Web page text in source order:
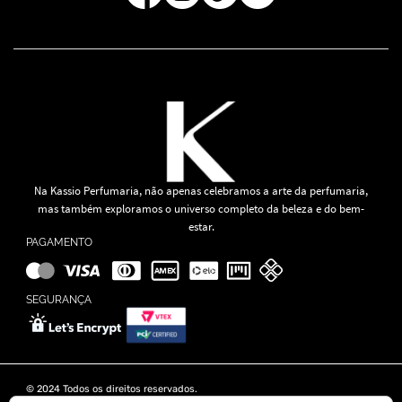
Na Kassio Perfumaria, não apenas celebramos a arte da perfumaria,
mas também exploramos o universo completo da beleza e do bem-
estar.
PAGAMENTO
SEGURANÇA
© 2024 Todos os direitos reservados.